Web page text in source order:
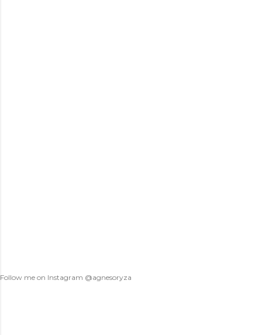
Follow me on Instagram @agnesoryza